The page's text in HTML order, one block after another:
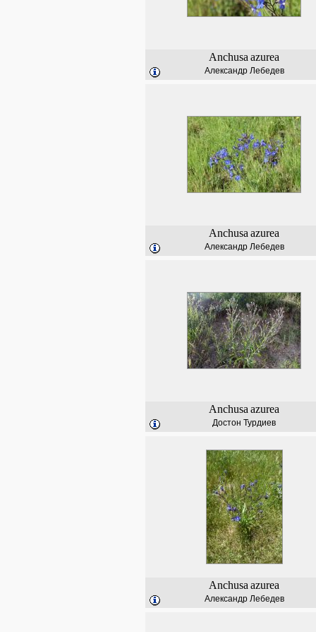
Anchusa azurea
Александр Лебедев
Anchusa azurea
Александр Лебедев
Anchusa azurea
Достон Турдиев
Anchusa azurea
Александр Лебедев